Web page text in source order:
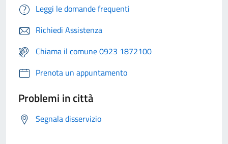
Leggi le domande frequenti
Richiedi Assistenza
Chiama il comune 0923 1872100
Prenota un appuntamento
Problemi in città
Segnala disservizio